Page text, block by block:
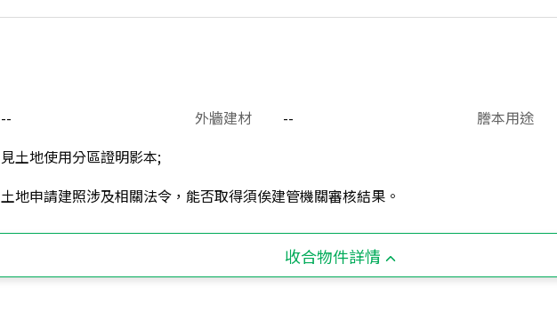
-- 外牆建材 -- 謄本用途
見土地使用分區證明影本;
土地申請建照涉及相關法令，能否取得須俟建管機關審核結果。
收合物件詳情